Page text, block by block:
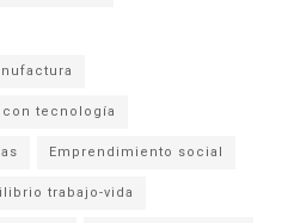
tecnología
Emprendimiento social
trabajo-vida